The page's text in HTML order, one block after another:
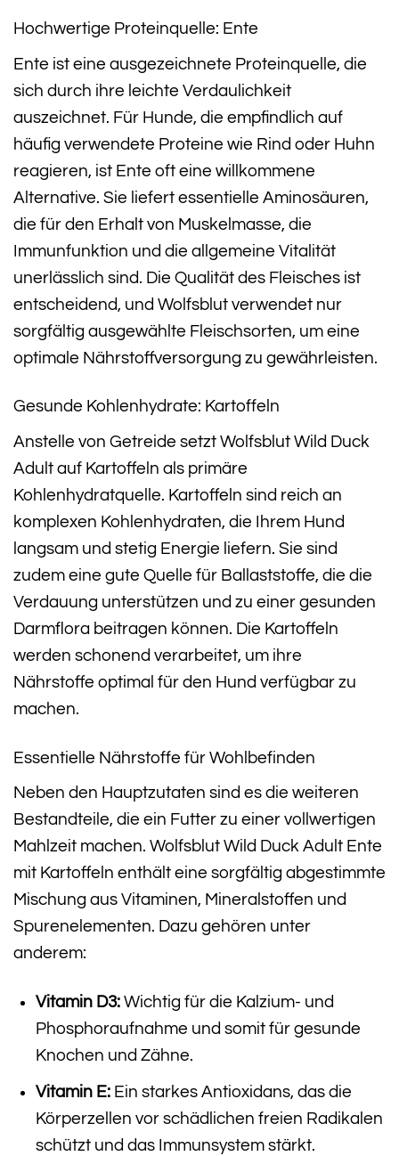
Hochwertige Proteinquelle: Ente
Ente ist eine ausgezeichnete Proteinquelle, die
sich durch ihre leichte Verdaulichkeit
auszeichnet. Für Hunde, die empfindlich auf
häufig verwendete Proteine wie Rind oder Huhn
reagieren, ist Ente oft eine willkommene
Alternative. Sie liefert essentielle Aminosäuren,
die für den Erhalt von Muskelmasse, die
Immunfunktion und die allgemeine Vitalität
unerlässlich sind. Die Qualität des Fleisches ist
entscheidend, und Wolfsblut verwendet nur
sorgfältig ausgewählte Fleischsorten, um eine
optimale Nährstoffversorgung zu gewährleisten.
Gesunde Kohlenhydrate: Kartoffeln
Anstelle von Getreide setzt Wolfsblut Wild Duck
Adult auf Kartoffeln als primäre
Kohlenhydratquelle. Kartoffeln sind reich an
komplexen Kohlenhydraten, die Ihrem Hund
langsam und stetig Energie liefern. Sie sind
zudem eine gute Quelle für Ballaststoffe, die die
Verdauung unterstützen und zu einer gesunden
Darmflora beitragen können. Die Kartoffeln
werden schonend verarbeitet, um ihre
Nährstoffe optimal für den Hund verfügbar zu
machen.
Essentielle Nährstoffe für Wohlbefinden
Neben den Hauptzutaten sind es die weiteren
Bestandteile, die ein Futter zu einer vollwertigen
Mahlzeit machen. Wolfsblut Wild Duck Adult Ente
mit Kartoffeln enthält eine sorgfältig abgestimmte
Mischung aus Vitaminen, Mineralstoffen und
Spurenelementen. Dazu gehören unter
anderem:
Vitamin D3:Wichtig für die Kalzium- und
Phosphoraufnahme und somit für gesunde
Knochen und Zähne.
Vitamin E:Ein starkes Antioxidans, das die
Körperzellen vor schädlichen freien Radikalen
schützt und das Immunsystem stärkt.